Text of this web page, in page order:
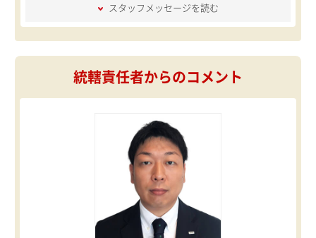
スタッフメッセージを読む
統轄責任者からのコメント